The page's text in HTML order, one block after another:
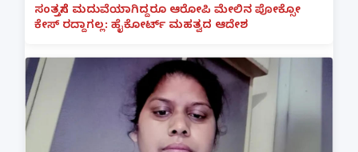
ಸಂತ್ರಸ್ತೆಗೆ ಮದುವೆಯಾಗಿದ್ದರೂ ಆರೋಪಿ ಮೇಲಿನ ಪೋಕ್ಸೋ
ಕೇಸ್ ರದ್ದಾಗಲ್ಲ: ಹೈಕೋರ್ಟ್ ಮಹತ್ವದ ಆದೇಶ